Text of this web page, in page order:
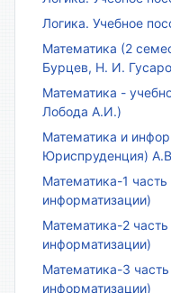
Логика. Учебное
Математика (2
Бурцев, Н. И.
Математика -
Лобода А.И.)
Математика и
Юриспруденция)
Математика-1
информатизации)
Математика-2
информатизации)
Математика-3
информатизации)